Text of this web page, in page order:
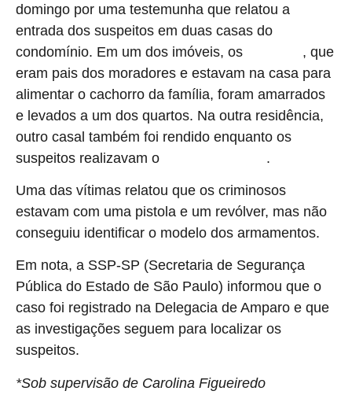
domingo por uma testemunha que relatou a
entrada dos suspeitos em duas casas do
condomínio. Em um dos imóveis, os
, que
eram pais dos moradores e estavam na casa para
alimentar o cachorro da família, foram amarrados
e levados a um dos quartos. Na outra residência,
outro casal também foi rendido enquanto os
suspeitos realizavam o
.
Uma das vítimas relatou que os criminosos
estavam com uma pistola e um revólver, mas não
conseguiu identificar o modelo dos armamentos.
Em nota, a SSP-SP (Secretaria de Segurança
Pública do Estado de São Paulo) informou que o
caso foi registrado na Delegacia de Amparo e que
as investigações seguem para localizar os
suspeitos.
*Sob supervisão de Carolina Figueiredo